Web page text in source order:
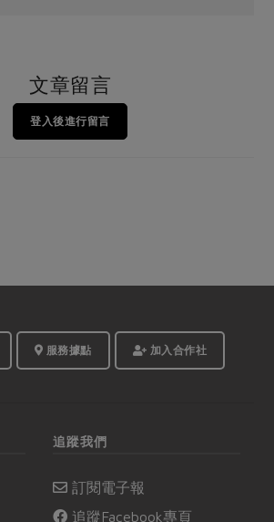
文章留言
登入後進行留言
服務據點 加入合作社
追蹤我們
訂閱電子報
追蹤Facebook專頁